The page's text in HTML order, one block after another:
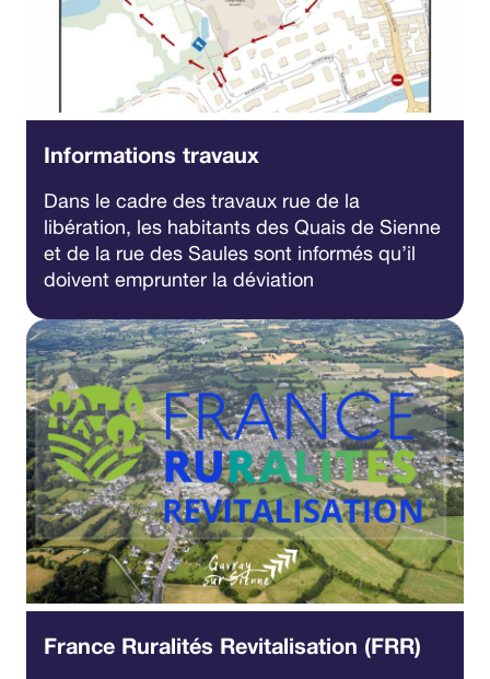
Informations travaux
Dans le cadre des travaux rue de la
libération, les habitants des Quais de Sienne
et de la rue des Saules sont informés qu’il
doivent emprunter la déviation
France Ruralités Revitalisation (FRR)